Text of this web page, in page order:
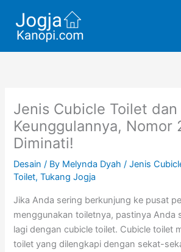
content
Jenis Cubicle Toilet dan
Keunggulannya, Nomor
Diminati!
Desain / By Melynda Dyah/Jenis
Toilet,Tukang Jogja
Jika Anda sering berkunjung ke pusat
menggunakan toiletnya, pastinya Anda
lagi dengan cubicle toilet. Cubicle toilet
toilet yang dilengkapi dengan sekat-